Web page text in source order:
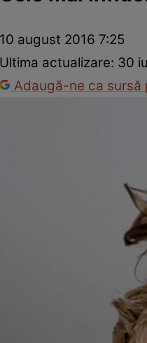
Îngrijire personalăCasă
10 august 2016 7:25
Ultima actualizare: 30
Adaugă-ne ca sursă